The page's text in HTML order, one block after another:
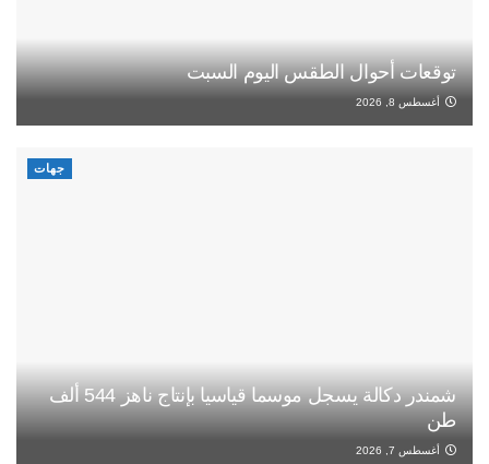
توقعات أحوال الطقس اليوم السبت
أغسطس 8, 2026
جهات
شمندر دكالة يسجل موسما قياسيا بإنتاج ناهز 544 ألف
طن
أغسطس 7, 2026